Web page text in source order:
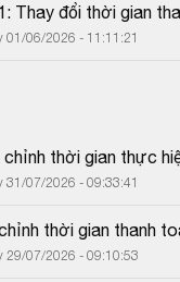
Thay đổi thời gian
01/06/2026 - 11:11:21
chỉnh thời gian thực
31/07/2026 - 09:33:41
thời gian thanh
29/07/2026 - 09:10:53